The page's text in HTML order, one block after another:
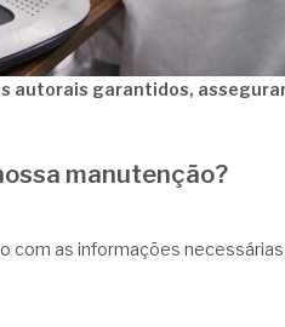
autorais garantidos,
manutenção?
com as informações